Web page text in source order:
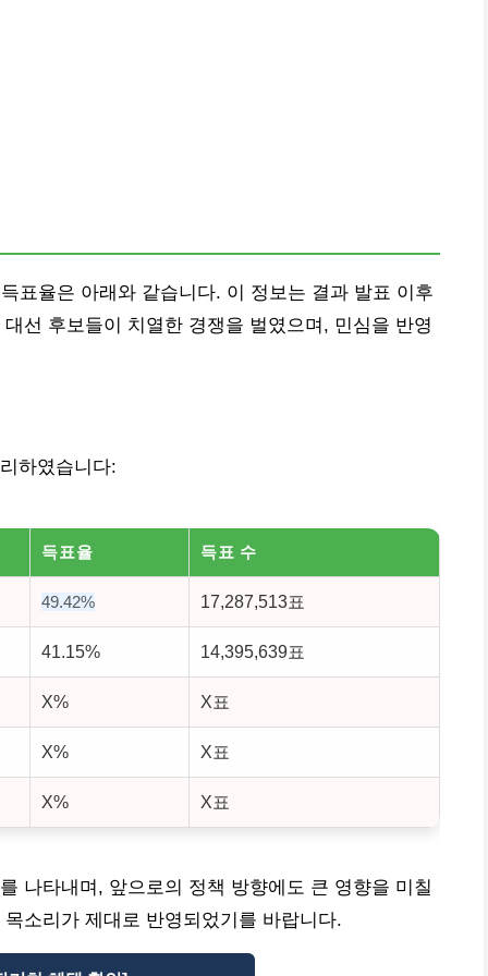
표율은 아래와 같습니다. 이 정보는 결과 발표 이후
선 후보들이 치열한 경쟁을 벌였으며, 민심을 반영
하였습니다:
득표율 득표 수
49.42% 17,287,513표
41.15% 14,395,639표
X% X표
X% X표
X% X표
나타내며, 앞으로의 정책 방향에도 큰 영향을 미칠
소리가 제대로 반영되었기를 바랍니다.